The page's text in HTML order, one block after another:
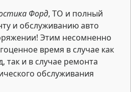
Форд, ТО и полный
и обслуживанию авто
Этим несомненно
время в случае как
так и в случае ремонта
обслуживания